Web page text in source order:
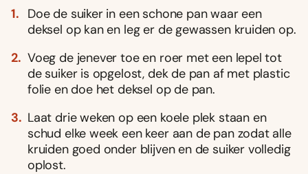
Doe de suiker in een schone pan waar een
deksel op kan en leg er de gewassen kruiden op.
Voeg de jenever toe en roer met een lepel tot
de suiker is opgelost, dek de pan af met plastic
folie en doe het deksel op de pan.
Laat drie weken op een koele plek staan en
schud elke week een keer aan de pan zodat alle
kruiden goed onder blijven en de suiker volledig
oplost.